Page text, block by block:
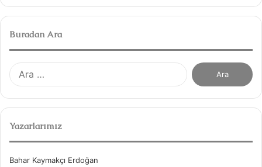
Buradan Ara
Yazarlarımız
Bahar Kaymakçı Erdoğan